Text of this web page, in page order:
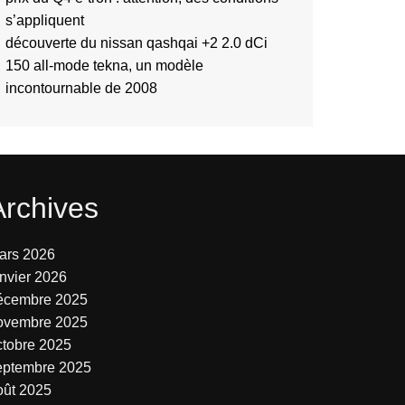
s’appliquent
découverte du nissan qashqai +2 2.0 dCi
150 all-mode tekna, un modèle
incontournable de 2008
2026
2026
2025
2025
2025
2025
2025